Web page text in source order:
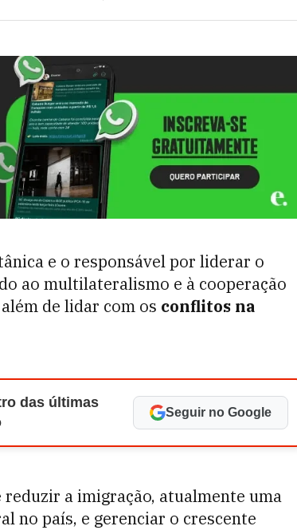
e o responsável por liderar o
ao multilateralismo e à cooperação
de lidar com os conflitos na
das últimas
Seguir no Google
reduzir a imigração, atualmente uma
no país, e gerenciar o crescente